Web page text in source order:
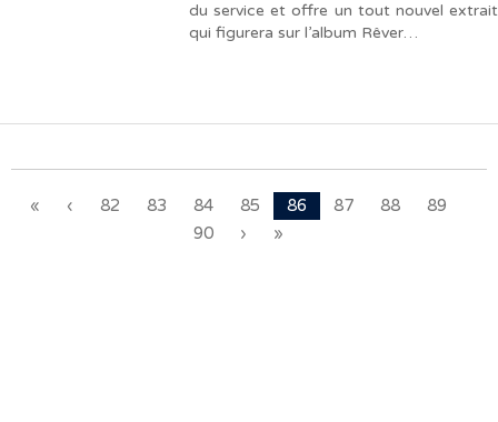
du service et offre un tout nouvel extrait
qui figurera sur l’album Rêver…
« ‹ 82 83 84 85 86 87 88
89
90
› »